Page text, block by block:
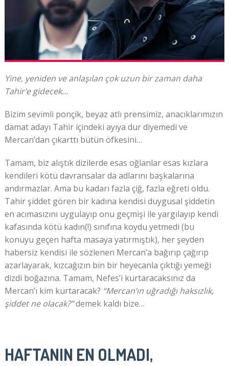
Yine, yeniden ve anlaşılan çok uzun bir zaman daha
Tahir’e gidecek…
Bizim sevimli ponçik, beyaz atlı prensimiz, anacıklarımızın
damat adayı Tahir içindeki ayıya dur diyemedi ve
Mercan’dan çıkarttı bütün öfkesini…
Tamam, biz alıştık dizilerde esas oğlanlar esas kızlara
kendileri kötü davransalar da adlarını başkalarına
andırmazlar. Ama bu kadarı fazla çiğ, fazla eğreti oldu.
Tahir şiddet gören bir kadına kendisi duygusal şiddetin
en acımasızını uygulayıp onu geçmişi ile yargılayıp kendi
kafasında kötü kadın(!) sınıfına koydu yetmedi (bu
konuyu geçen hafta masaya yatırmıştık), her şeyden
habersiz kendisi ile sözlenen Mercan’a bağırıp çağırıp
azarlayarak, kızcağızın bin bir heyecanla çıktığı yemeği
dizdi boğazına. Tamam, Nefes’i kurtaracaksınız da
Mercan’ı kim kurtaracak? “Mercan’ın uğradığı haksızlık,
şiddet ne olacak?”demek kaldı bize…
HAFTANIN EN OLMADI,